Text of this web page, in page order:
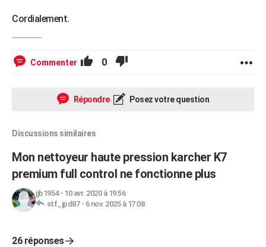
Cordialement.
Commenter 0
Répondre Posez votre question
Discussions similaires
Mon nettoyeur haute pression karcher K7
premium full control ne fonctionne plus
jjb1954- 10 avr. 2020 à 19:56
stf_jpd87- 6 nov. 2025 à 17:08
26 réponses